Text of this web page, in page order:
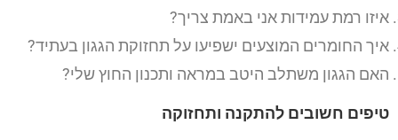
איזו רמת עמידות אני באמת צריך?
איך החומרים המוצעים ישפיעו על תחזוקת הגגון בעתיד?
האם הגגון משתלב היטב במראה ותכנון החוץ שלי?
טיפים חשובים להתקנה ותחזוקה